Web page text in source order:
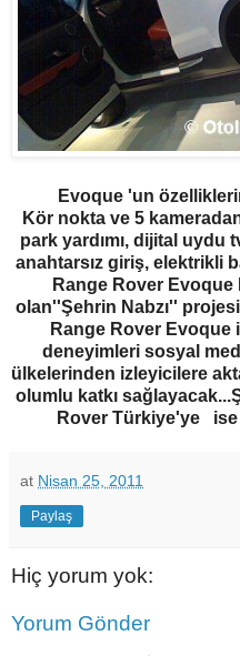
Evoque 'un
Kör nokta ve 5
park yardımı, dijital uydu
anahtarsız giriş, elektrikli
Range Rover Evoque
olan''Şehrin Nabzı''
Range Rover Evoque
deneyimleri sosyal
ülkelerinden izleyicilere
olumlu katkı
Rover Türkiye'ye ise
at Nisan 25, 2011
Paylaş
Hiç yorum yok:
Yorum Gönder